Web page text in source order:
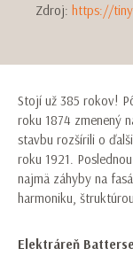
Zdroj: https://
Stojí už 385 rokov!
roku 1874 zmenený
stavbu rozšírili o
roku 1921.
najmä záhyby na
harmoniku,
Elektráreň